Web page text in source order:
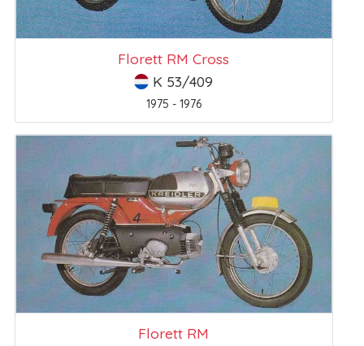
Florett RM Cross
K 53/409
1975 - 1976
Florett RM